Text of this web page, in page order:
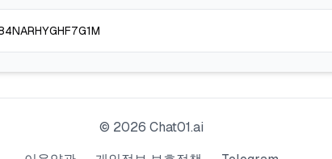
© 2026 Chat01.ai